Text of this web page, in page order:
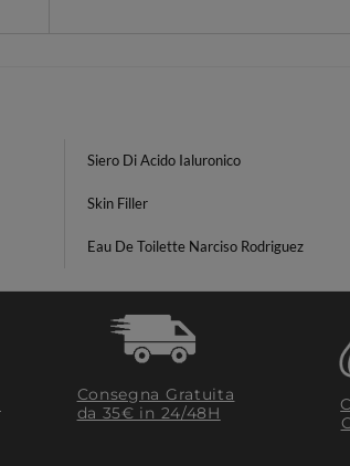
Siero Di Acido Ialuronico
Skin Filler
Eau De Toilette Narciso Rodriguez
Consegna Gratuita
da 35€​ in 24/48H